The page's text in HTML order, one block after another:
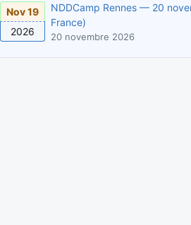
Nov 19
2026
NDDCamp Rennes — 20
France)
20 novembre 2026